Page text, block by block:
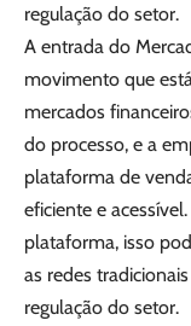
regulação do setor.
A entrada do
movimento que
mercados
do processo, e a
plataforma de
eficiente e
plataforma, isso
as redes
regulação do setor.